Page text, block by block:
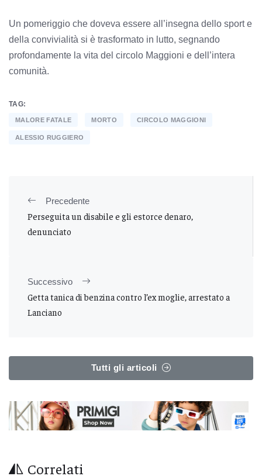
Un pomeriggio che doveva essere all’insegna dello sport e
della convivialità si è trasformato in lutto, segnando
profondamente la vita del circolo Maggioni e dell’intera
comunità.
TAG:
MALORE FATALE MORTO CIRCOLO MAGGIONI
ALESSIO RUGGIERO
Precedente
Perseguita un disabile e gli estorce denaro,
denunciato
Successivo
Getta tanica di benzina contro l’ex moglie, arrestato a
Lanciano
Tutti gli articoli
Correlati